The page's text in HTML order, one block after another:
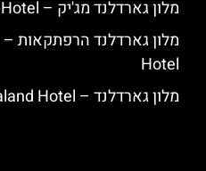
מלון גארדלנד מג'יק – Gardaland Magic Hotel
Hotel
מלון גארדלנד – Gardaland Hotel